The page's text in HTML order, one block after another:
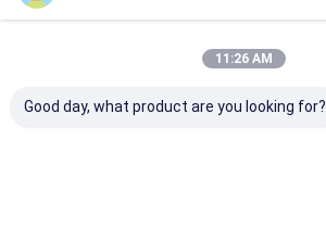
11:26 AM
Good day, what product are you looking for?